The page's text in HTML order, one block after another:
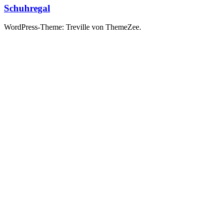
Schuhregal
WordPress-Theme: Treville von ThemeZee.